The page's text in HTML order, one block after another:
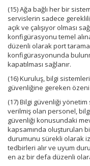
(15) Ağa bağlı her bir
servislerin sadece
açık ve çalışıyor olması
konfigürasyonu temel
düzenli olarak port
konfigürasyonunda
kapatılması sağlanır.
(16) Kuruluş, bilgi
güvenliğine gereken
(17) Bilgi güvenliği
verilmiş olan personel,
güvenliği konusundaki
kapsamında oluşturulan
durumunu sürekli olarak
tedbirleri alır ve uyum
en az bir defa düzenli